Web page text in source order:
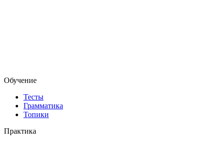
Обучение
Тесты
Грамматика
Топики
Практика